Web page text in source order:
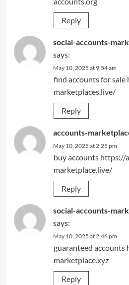
Reply
social-accounts-
says:
May 10, 2025 at 9:54 am
find accounts for sale
marketplaces.live/
Reply
accounts-
May 10, 2025 at 2:25 pm
buy accounts https://
marketplace.live/
Reply
social-accounts-
says:
May 10, 2025 at 2:46 pm
guaranteed accounts
marketplace.xyz
Reply